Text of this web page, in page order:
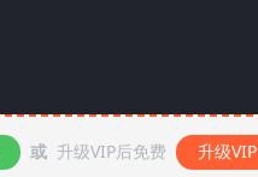
或 升级VIP后免费 升级VIP